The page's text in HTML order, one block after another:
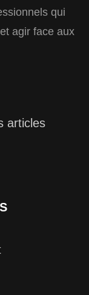
qui
agir face aux
articles